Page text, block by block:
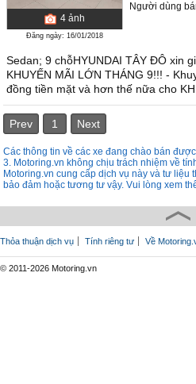
4 ảnh
Đăng ngày: 16/01/2018
Người dùng
Sedan; 9 chỗHYUNDAI TÂY ĐÔ xin
KHUYẾN MÃI LỚN THÁNG 9!!! -
đồng tiền mặt và hơn thế nữa cho KH
Prev 1 Next
Các thông tin về các xe đang chào bán
3. Motoring.vn không chịu trách nhiệm về
Motoring.vn cung cấp dịch vụ này và tư liệu
bảo đảm hoặc tương tư vậy. Vui lòng xem
Thỏa thuận dịch vụ Tính riêng tư Về
© 2011-2026 Motoring.vn